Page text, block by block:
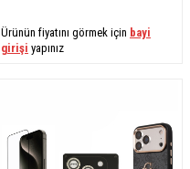
Ürünün fiyatını görmek için bayi
girişi yapınız